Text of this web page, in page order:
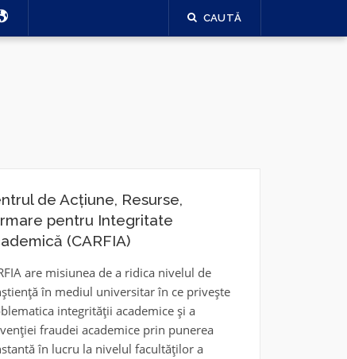
CAUTĂ
de Acțiune, Resurse,
pentru Integritate
(CARFIA)
are misiunea de a ridica nivelul de
în mediul universitar în ce privește
integrității academice și a
fraudei academice prin punerea
în lucru la nivelul facultăților a